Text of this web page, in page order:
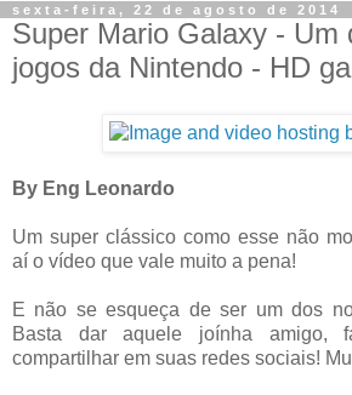
sexta-feira, 22 de agosto de 2014
Super Mario Galaxy - Um
jogos da Nintendo - HD
By Eng Leonardo
Um super clássico como esse não
aí o vídeo que vale muito a pena!
E não se esqueça de ser um dos
Basta dar aquele joínha amigo,
compartilhar em suas redes sociais!